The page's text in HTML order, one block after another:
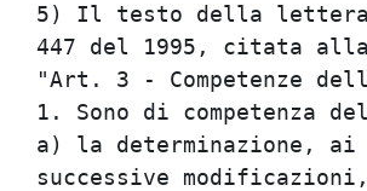
5) Il testo della
447 del 1995,
"Art. 3 -
1. Sono di
a) la
successive